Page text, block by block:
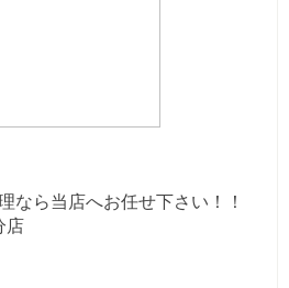
なら当店へお任せ下さい！！
店